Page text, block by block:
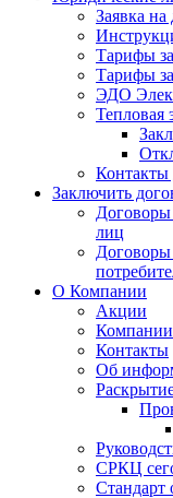
Заявка на
Тарифы
Тарифы
ЭДО
Тепловая
Контакты
Заключить
Договоры
лиц
Договоры
О Компании
Акции
Контакты
Об
СРКЦ